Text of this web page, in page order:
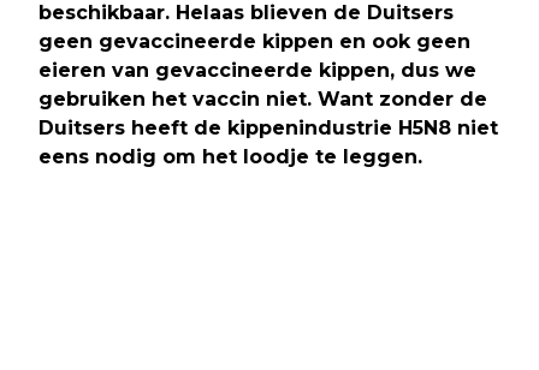
beschikbaar. Helaas blieven de Duitsers
geen gevaccineerde kippen en ook geen
eieren van gevaccineerde kippen, dus we
gebruiken het vaccin niet. Want zonder de
Duitsers heeft de kippenindustrie H5N8 niet
eens nodig om het loodje te leggen.